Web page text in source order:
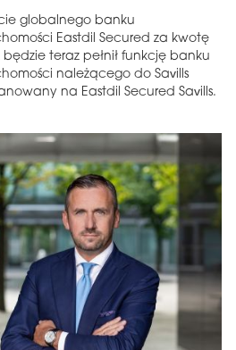
globalnego banku
Eastdil Secured za kwotę
będzie teraz pełnił funkcję banku
należącego do Savills
na Eastdil Secured Savills.